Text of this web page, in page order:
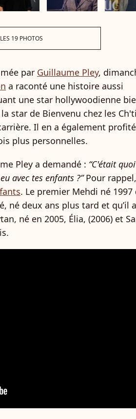
19 PHOTOS
par Guillaume Pley,
a raconté une histoire aussi
une star hollywoodienne
star de Bienvenu chez les
Il en a également profité
plus personnelles.
Pley a demandé : “C'était
avec tes enfants ?”Pour rappel,
. Le premier Mehdi né 1997
né deux ans plus tard et qu’il
né en 2005, Élia, (2006) et